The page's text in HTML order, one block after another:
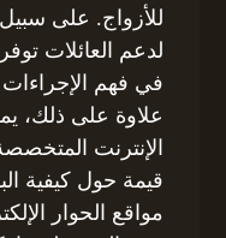
للأزواج. على سبيل
لدعم العائلات
في فهم الإجراءات
علاوة على ذلك،
الإنترنت
قيمة حول كيفية
مواقع الحوار